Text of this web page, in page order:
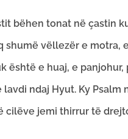
bëhen tonat në çastin
vëllezër e motra,
është e huaj, e
ndaj Hyut. Ky Psalm
cilëve jemi thirrur të